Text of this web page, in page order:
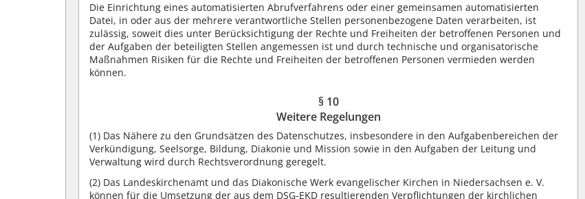
Die Einrichtung eines automatisierten Abrufverfahrens oder einer gemeinsamen automatisierten
Datei, in oder aus der mehrere verantwortliche Stellen personenbezogene Daten verarbeiten, ist
zulässig, soweit dies unter Berücksichtigung der Rechte und Freiheiten der betroffenen Personen und
der Aufgaben der beteiligten Stellen angemessen ist und durch technische und organisatorische
Maßnahmen Risiken für die Rechte und Freiheiten der betroffenen Personen vermieden werden
können.
§ 10
Weitere Regelungen
(1) Das Nähere zu den Grundsätzen des Datenschutzes, insbesondere in den Aufgabenbereichen der
Verkündigung, Seelsorge, Bildung, Diakonie und Mission sowie in den Aufgaben der Leitung und
Verwaltung wird durch Rechtsverordnung geregelt.
(2) Das Landeskirchenamt und das Diakonische Werk evangelischer Kirchen in Niedersachsen e. V.
können für die Umsetzung der aus dem DSG-EKD resultierenden Verpflichtungen der kirchlichen